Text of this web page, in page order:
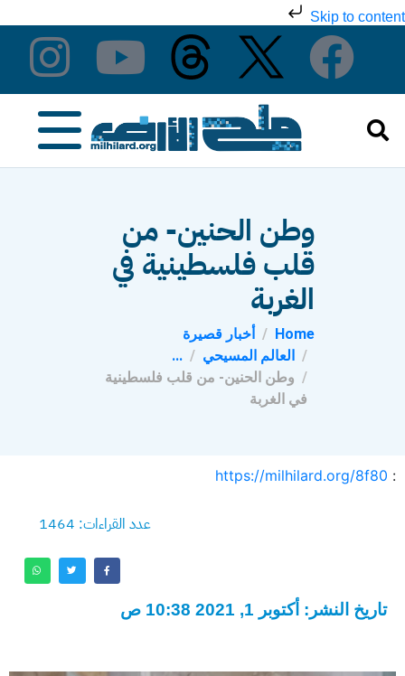
Skip to content
وطن الحنين- من
قلب فلسطينية في
الغربة
Home
أخبار قصيرة
العالم المسيحي
...
وطن الحنين- من قلب فلسطينية
في الغربة
:
https://milhilard.org/8f80
عدد القراءات: 1464
تاريخ النشر: أكتوبر 1, 2021 10:38 ص